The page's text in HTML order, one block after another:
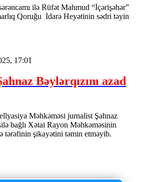
ilə Rüfət Mahmud “İçərişəhər”
Qoruğu İdarə Heyətinin sədri təyin
17:01
Bəylərqızını azad
Məhkəməsi jurnalist Şahnaz
bağlı Xətai Rayon Məhkəməsinin
tərəfinin şikayətini təmin etməyib.